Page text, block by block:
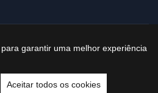
à Imobiliária Gilar
garantir uma melhor experiência
Aceitar todos os cookies